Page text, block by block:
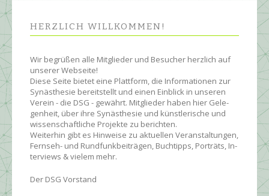
HERZLICH WILL­KOMMEN!
Wir begrüßen alle Mit­glie­der und Be­sucher herz­lich auf
unserer Web­seite!
Diese Seite bietet eine Platt­form, die Infor­ma­tionen zur
Syn­äs­the­sie be­reit­stellt und einen Ein­blick in unseren
Ver­ein - die DSG - ge­währt. Mit­glie­der ha­ben hier Ge­le­
gen­heit, über ihre Syn­äs­the­sie und künst­le­rische und
wissen­schaft­liche Pro­jekte zu be­rich­ten.
Wei­ter­hin gibt es Hin­wei­se zu ak­tu­ellen Ver­an­stal­tun­gen,
Fern­seh- und Rund­funk­bei­trägen, Buch­tipps, Por­träts, In­
ter­views & vielem mehr.
Der DSG Vorstand